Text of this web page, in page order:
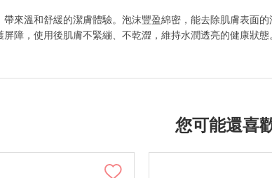
來溫和舒緩的潔膚體驗。泡沫豐盈綿密，能去除肌膚表面
障，使用後肌膚不緊繃、不乾澀，維持水潤透亮的健康狀
您可能還喜